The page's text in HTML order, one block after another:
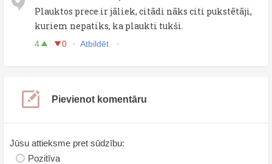
Plauktos prece ir jāliek, citādi nāks citi pukstētāji,
kuriem nepatiks, ka plaukti tukši.
4 0 Atbildēt
Pievienot komentāru
Jūsu attieksme pret sūdzību:
Pozitīva